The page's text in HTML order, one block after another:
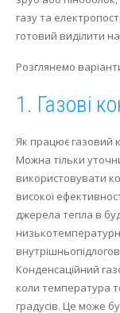
Осушення
газу та
готовий виділити
Розглянемо
1. Газові
Як працює газовий
Можна тільки
використовувати
високої
джерела тепла в
Конденсаційний
коли температура
градусів. Це може